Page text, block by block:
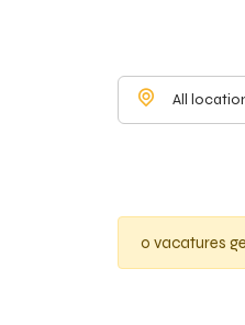
All
0 vacatures